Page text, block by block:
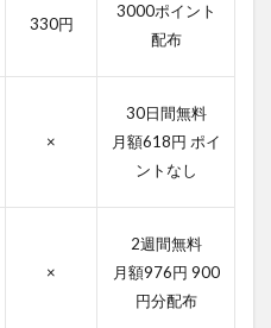
330円
3000ポイント
配布
×
30日間無料
月額618円 ポイ
ントなし
×
2週間無料
月額976円 900
円分配布